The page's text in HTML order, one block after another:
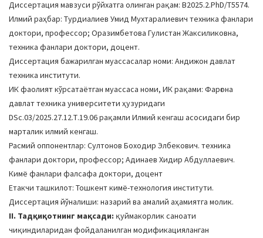
Диссертация мавзуси рўйхатга олинган рақам: В2025.2.PhD/Т5574.
Илмий раҳбар: Турдиалиев Умид Мухтаралиевич техника фанлари
доктори, профессор; Оразимбетова Гулистан Жаксиликовна,
техника фанлари доктори, доцент.
Диссертация бажарилган муассасалар номи: Андижон давлат
техника институти.
ИК фаолият кўрсатаётган муассаса номи, ИК рақами: Фарғона
давлат техника университети ҳузуридаги
DSc.03/2025.27.12.Т.19.06 рақамли Илмий кенгаш асосидаги бир
марталик илмий кенгаш.
Расмий оппонентлар: Султонов Боходир Элбекович. техника
фанлари доктори, профессор; Адинаев Хидир Абдуллаевич.
Кимё фанлари фалсафа доктори, доцент
Етакчи ташкилот: Тошкент кимё-технология институти.
Диссертация йўналиши: назарий ва амалий аҳамиятга молик.
II. Тадқиқотнинг мақсади: қуймакорлик саноати
чиқиндиларидан фойдаланилган модификацияланган